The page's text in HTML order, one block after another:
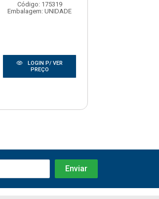
Código: 175319
Embalagem: UNIDADE
LOGIN P/ VER
PREÇO